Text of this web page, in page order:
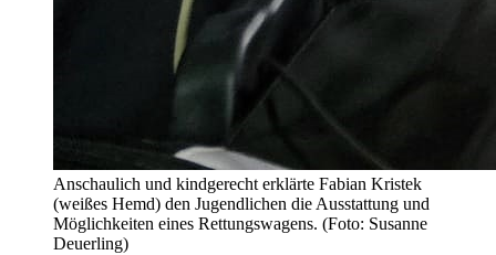
Anschaulich und kindgerecht erklärte Fabian Kristek
(weißes Hemd) den Jugendlichen die Ausstattung und
Möglichkeiten eines Rettungswagens. (Foto: Susanne
Deuerling)